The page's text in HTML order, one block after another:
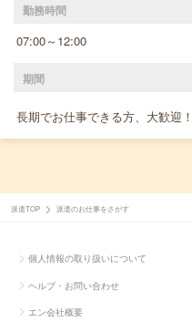
勤務時間
07:00～12:00
期間
長期でお仕事できる方、大歓迎！
派遣TOP 派遣のお仕事をさがす
個人情報の取り扱いについて
ヘルプ・お問い合わせ
エン会社概要